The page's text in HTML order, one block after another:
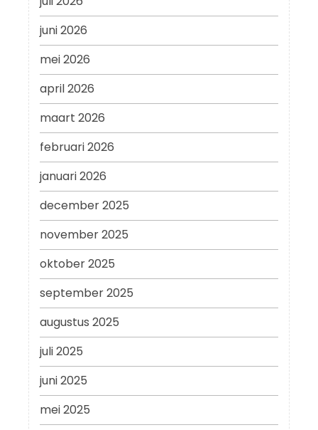
juni 2026
mei 2026
april 2026
maart 2026
februari 2026
januari 2026
december 2025
november 2025
oktober 2025
september 2025
augustus 2025
juli 2025
juni 2025
mei 2025